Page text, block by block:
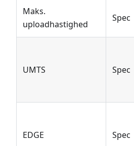
Maks.
uploadhastighed
Spec
UMTS Spec
EDGE Spec